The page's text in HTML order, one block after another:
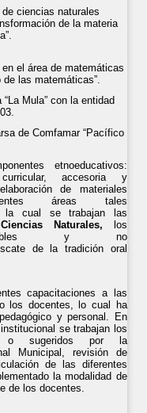
ciencias naturales
de la materia
el área de matemáticas
las matemáticas”.
Mula” con la entidad
de Comfamar “Pacífico
etnoeducativos:
accesoria y
de materiales
áreas tales
cual se trabajan las
Ciencias Naturales,
los
y no
de la tradición oral
capacitaciones a las
los docentes, lo cual ha
y personal. En
se trabajan los
o sugeridos por la
Municipal, revisión de
de las diferentes
la modalidad de
de los docentes.